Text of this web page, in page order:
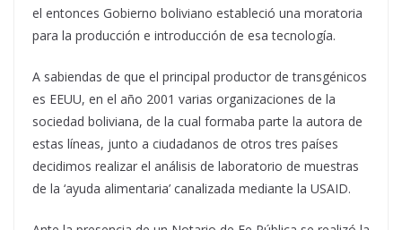
el entonces Gobierno boliviano estableció una moratoria
para la producción e introducción de esa tecnología.
A sabiendas de que el principal productor de transgénicos
es EEUU, en el año 2001 varias organizaciones de la
sociedad boliviana, de la cual formaba parte la autora de
estas líneas, junto a ciudadanos de otros tres países
decidimos realizar el análisis de laboratorio de muestras
de la ‘ayuda alimentaria’ canalizada mediante la USAID.